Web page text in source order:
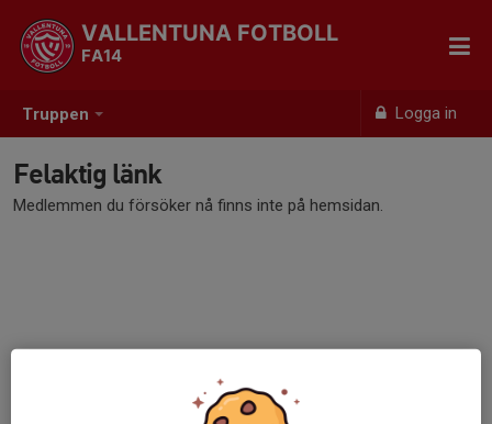
Truppen Logga in
VALLENTUNA FOTBOLL
FA14
Felaktig länk
Medlemmen du försöker nå finns inte på hemsidan.